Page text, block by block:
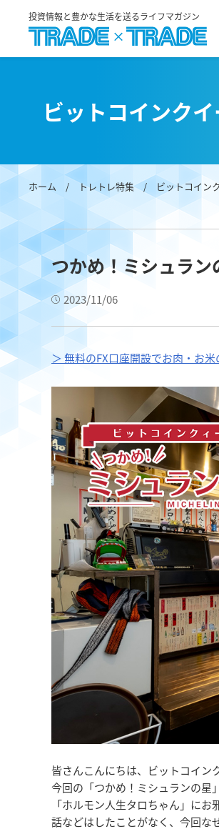
投資情報と豊かな生活を送るライフマガジン
ビットコインク
ホーム /トレトレ特集/ ビットコイン
つかめ！ミシュラン
2023/11/06
＞ 無料のFX口座開設でお肉・お米
皆さんこんにちは、ビットコイン
今回の「つかめ！ミシュランの星
「ホルモン人生タロちゃん」に
話などはしたことがなく、今回な